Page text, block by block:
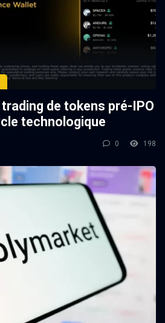
de tokens pré-IPO
technologique
0 198